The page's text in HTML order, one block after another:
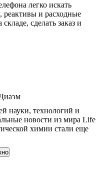
легко искать
реактивы и расходные
сделать заказ и
науки, технологий и
новости из мира Life
химии стали еще